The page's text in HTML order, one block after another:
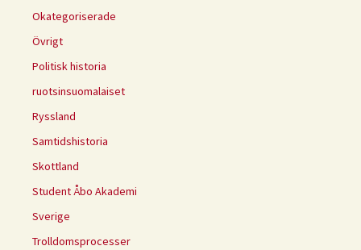
Okategoriserade
Övrigt
Politisk historia
ruotsinsuomalaiset
Ryssland
Samtidshistoria
Skottland
Student Åbo Akademi
Sverige
Trolldomsprocesser